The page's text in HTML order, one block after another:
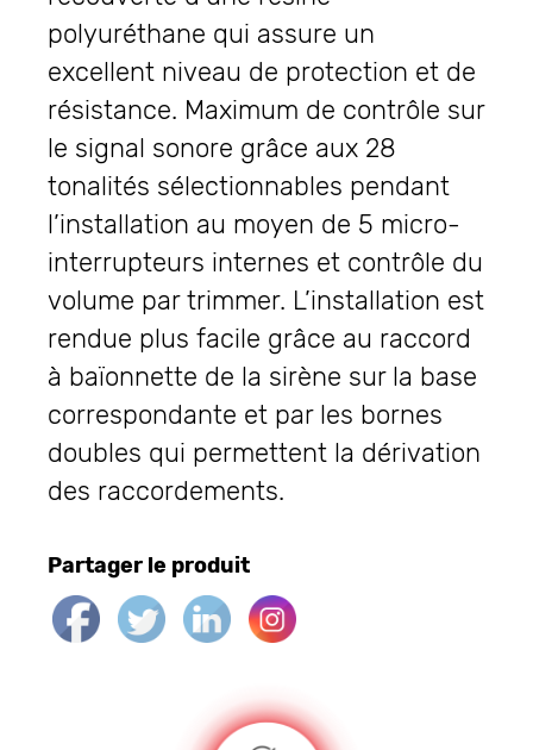
polyuréthane qui assure un
excellent niveau de protection et de
résistance. Maximum de contrôle sur
le signal sonore grâce aux 28
tonalités sélectionnables pendant
l’installation au moyen de 5 micro-
interrupteurs internes et contrôle du
volume par trimmer. L’installation est
rendue plus facile grâce au raccord
à baïonnette de la sirène sur la base
correspondante et par les bornes
doubles qui permettent la dérivation
des raccordements.
Partager le produit